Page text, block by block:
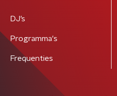
DJ’s
Programma's
Frequenties